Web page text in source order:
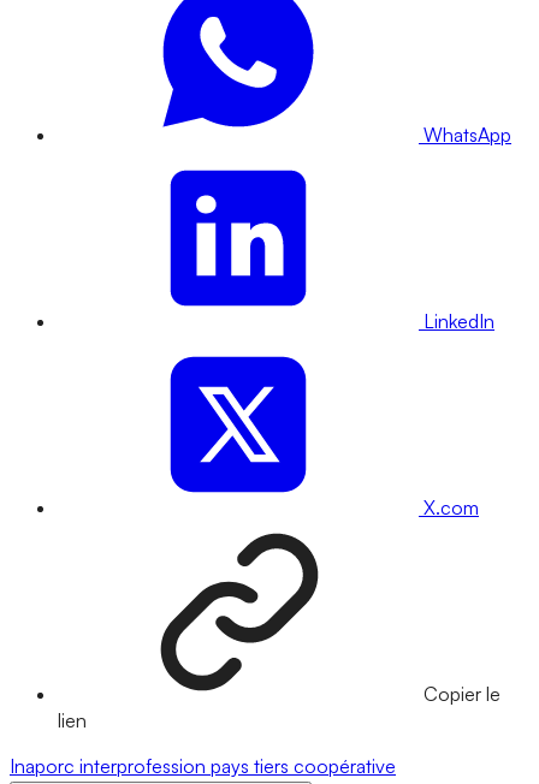
WhatsApp
LinkedIn
X.com
Copier le
lien
Inaporc interprofession pays tiers coopérative